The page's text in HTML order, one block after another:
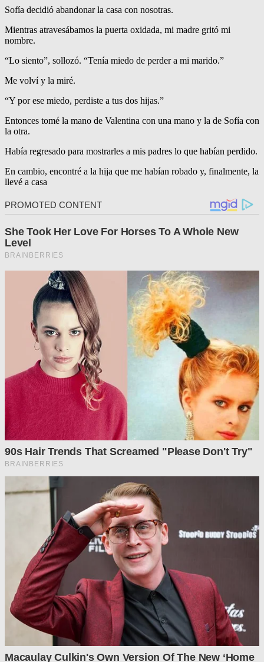
Sofía decidió abandonar la casa con nosotras.
Mientras atravesábamos la puerta oxidada, mi madre gritó mi
nombre.
“Lo siento”, sollozó. “Tenía miedo de perder a mi marido.”
Me volví y la miré.
“Y por ese miedo, perdiste a tus dos hijas.”
Entonces tomé la mano de Valentina con una mano y la de Sofía con
la otra.
Había regresado para mostrarles a mis padres lo que habían perdido.
En cambio, encontré a la hija que me habían robado y, finalmente, la
llevé a casa